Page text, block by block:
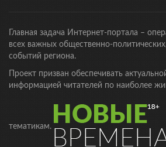
Главная задача Интернет-портала –
всех важных общественно-
событий региона.
Проект призван обеспечивать
информацией читателей по наиболее
тематикам.